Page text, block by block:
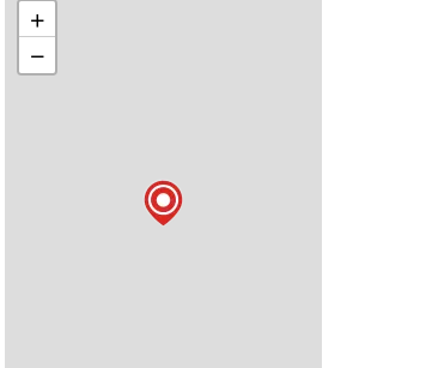
+
−